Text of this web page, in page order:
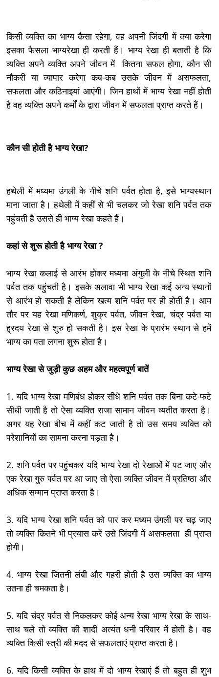
किसी व्यक्ति का भाग्य कैसा रहेगा, वह अपनी जिंदगी में क्या करेगा
इसका फैसला भाग्यरेखा ही करती हैं। भाग्य रेखा ही बताती है कि
व्यक्ति अपने व्यक्ति अपने जीवन में कितना सफल होगा, कौन सी
नौकरी या व्यापार करेगा कब-कब उसके जीवन में असफलता,
सफलता और कठिनाइयां आएंगी। जिन हाथों में भाग्य रेखा नहीं होती
है वह व्यक्ति अपने कर्मों के द्वारा जीवन में सफलता प्राप्त करते हैं।
कौन सी होती है भाग्य रेखा?
हथेली में मध्यमा उंगली के नीचे शनि पर्वत होता है, इसे भाग्यस्थान
माना जाता है। हथेली में कहीं से भी चलकर जो रेखा शनि पर्वत तक
पहुंचती है उससे ही भाग्य रेखा कहते हैं।
कहां से शुरू होती है भाग्य रेखा ?
भाग्य रेखा कलाई से आरंभ होकर मध्यमा अंगुली के नीचे स्थित शनि
पर्वत तक पहुंचती है। इसके अलावा भी भाग्य रेखा कई अन्य स्थानों
से आरंभ हो सकती है लेकिन खत्म शनि पर्वत पर ही होती है। आम
तौर पर यह रेखा मणिकर्ण, शुक्र पर्वत, जीवन रेखा, चंद्र पर्वत या
ह्रदय रेखा से शुरु हो सकती है। इस रेखा के प्रारंभ स्थान से हमें
भाग्य का पता लगना शुरू होता है।
भाग्य रेखा से जुड़ी कुछ अहम और महत्वपूर्ण बातें
1. यदि भाग्य रेखा मणिबंध होकर सीधे शनि पर्वत तक बिना कटे-फटे
सीधी जाती है तो ऐसा व्यक्ति राजा सामान जीवन व्यतीत करता है।
अगर यह रेखा बीच में कहीं कट जाती है तो उस समय व्यक्ति को
परेशानियों का सामना करना पड़ता है।
2. शनि पर्वत पर पहुंचकर यदि भाग्य रेखा दो रेखाओं में पट जाए और
एक रेखा गुरु पर्वत पर आ जाए तो ऐसा व्यक्ति जीवन में प्रतिष्ठा और
अधिक सम्मान प्राप्त करता है।
3. यदि भाग्य रेखा शनि पर्वत को पार कर मध्यम उंगली पर चढ़ जाए
तो व्यक्ति कितने भी प्रयास करें उसे जिंदगी में असफलता ही प्राप्त
होगी।
4. भाग्य रेखा जितनी लंबी और गहरी होती है उस व्यक्ति का भाग्य
उतना ही चमकता है।
5. यदि चंद्र पर्वत से निकलकर कोई अन्य रेखा भाग्य रेखा के साथ-
साथ चले तो व्यक्ति की शादी अत्यंत धनी परिवार में होती है। वह
व्यक्ति किसी स्त्री की मदद से सफलताएं प्राप्त करता है।
6. यदि किसी व्यक्ति के हाथ में दो भाग्य रेखाएं हैं तो बहुत ही शुभ